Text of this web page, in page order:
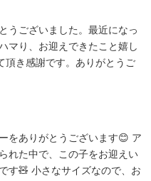
うございました。最近になっ
マり、お迎えできたこと嬉し
頂き感謝です。ありがとうご
をありがとうございます😊 ア
れた中で、この子をお迎えい
す🧸 小さなサイズなので、お